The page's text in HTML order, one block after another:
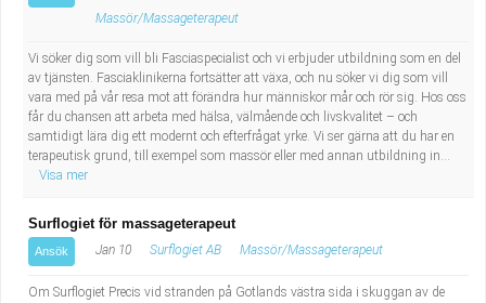
Industriell tillverkning
Installation, drift, underhåll
Kropps- och skönhetsvård
Kultur, media, design
Militärt arbete
Naturbruk
Behandlingsassistent/Socialpedagog
Tandsköterska
Budbilsförare
Tidningsbud/Tidningsdistributör
Lärare i fritidshem/Fritidspedagog
Taxiförare/Taxichaufför
Massör/Massageterapeut
Vi söker dig som vill bli Fasciaspecialist och vi erbjuder utbildning som en del
av tjänsten. Fasciaklinikerna fortsätter att växa, och nu söker vi dig som vill
vara med på vår resa mot att förändra hur människor mår och rör sig. Hos oss
får du chansen att arbeta med hälsa, välmående och livskvalitet – och
samtidigt lära dig ett modernt och efterfrågat yrke. Vi ser gärna att du har en
terapeutisk grund, till exempel som massör eller med annan utbildning in...
Visa mer
Surflogiet för massageterapeut
Ansök Jan 10 Surflogiet AB Massör/Massageterapeut
Om Surflogiet Precis vid stranden på Gotlands västra sida i skuggan av de